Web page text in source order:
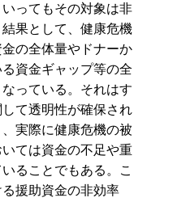
ってもその対象は非
果として、健康危機
の全体量やドナーか
資金ギャップ等の全
っている。それはす
て透明性が確保され
実際に健康危機の被
ては資金の不足や重
ることでもある。こ
援助資金の非効率